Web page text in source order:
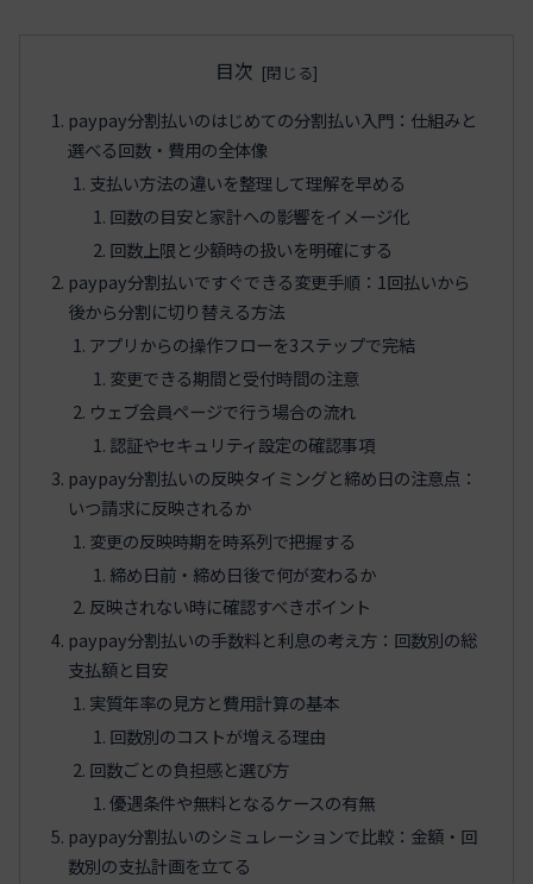
目次
paypay分割払いのはじめての分割払い入門：仕組みと
選べる回数・費用の全体像
支払い方法の違いを整理して理解を早める
回数の目安と家計への影響をイメージ化
回数上限と少額時の扱いを明確にする
paypay分割払いですぐできる変更手順：1回払いから
後から分割に切り替える方法
アプリからの操作フローを3ステップで完結
変更できる期間と受付時間の注意
ウェブ会員ページで行う場合の流れ
認証やセキュリティ設定の確認事項
paypay分割払いの反映タイミングと締め日の注意点：
いつ請求に反映されるか
変更の反映時期を時系列で把握する
締め日前・締め日後で何が変わるか
反映されない時に確認すべきポイント
paypay分割払いの手数料と利息の考え方：回数別の総
支払額と目安
実質年率の見方と費用計算の基本
回数別のコストが増える理由
回数ごとの負担感と選び方
優遇条件や無料となるケースの有無
paypay分割払いのシミュレーションで比較：金額・回
数別の支払計画を立てる